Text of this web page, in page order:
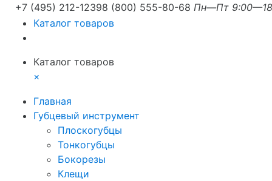
+7 (495) 212-12398 (800) 555-80-68 Пн—Пт
Каталог товаров
Каталог товаров
×
Главная
Губцевый инструмент
Плоскогубцы
Тонкогубцы
Бокорезы
Клещи